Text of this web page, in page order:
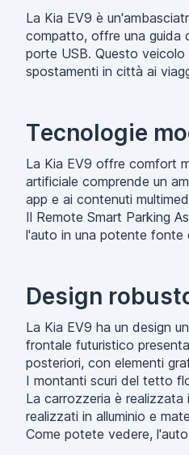
La Kia EV9 è
compatto, offre una guida
porte USB. Questo
spostamenti in città ai
Tecnologie
La Kia EV9 offre comfort
artificiale comprende un
app e ai contenuti
Il Remote Smart Parking
l'auto in una potente fonte
Design
La Kia EV9 ha un design
frontale futuristico
posteriori, con elementi
I montanti scuri del tetto
La carrozzeria è
realizzati in alluminio e
Come potete vedere,